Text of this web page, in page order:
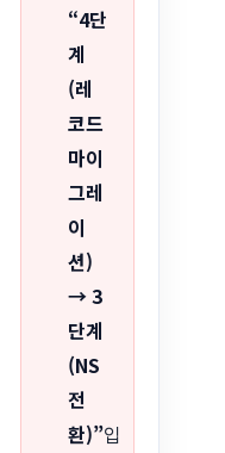
“4단
계
(레
코드
마이
그레
이
션)
→ 3
단계
(NS
전
환)”입